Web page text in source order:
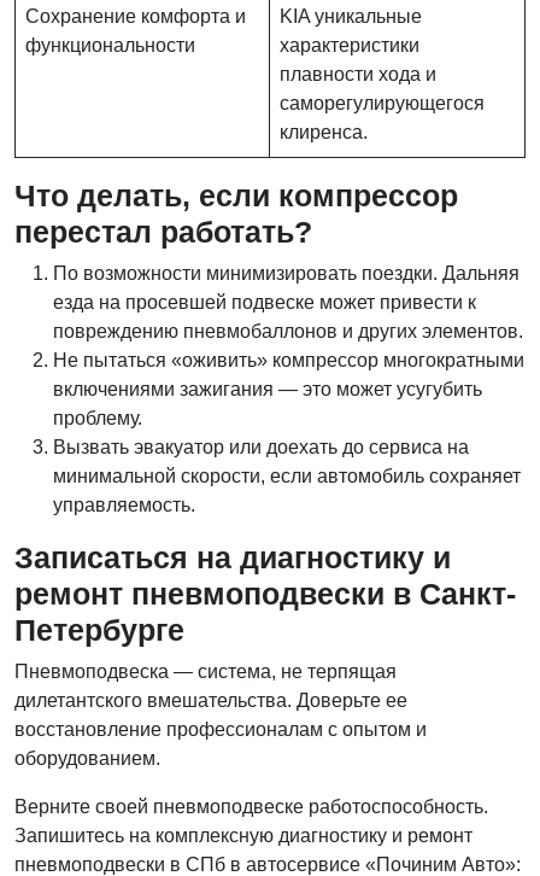
Сохранение комфорта и
функциональности
KIA уникальные
характеристики
плавности хода и
саморегулирующегося
клиренса.
Что делать, если компрессор
перестал работать?
По возможности минимизировать поездки. Дальняя
езда на просевшей подвеске может привести к
повреждению пневмобаллонов и других элементов.
Не пытаться «оживить» компрессор многократными
включениями зажигания — это может усугубить
проблему.
Вызвать эвакуатор или доехать до сервиса на
минимальной скорости, если автомобиль сохраняет
управляемость.
Записаться на диагностику и
ремонт пневмоподвески в Санкт-
Петербурге
Пневмоподвеска — система, не терпящая
дилетантского вмешательства. Доверьте ее
восстановление профессионалам с опытом и
оборудованием.
Верните своей пневмоподвеске работоспособность.
Запишитесь на комплексную диагностику и ремонт
пневмоподвески в СПб в автосервисе «Починим Авто»: